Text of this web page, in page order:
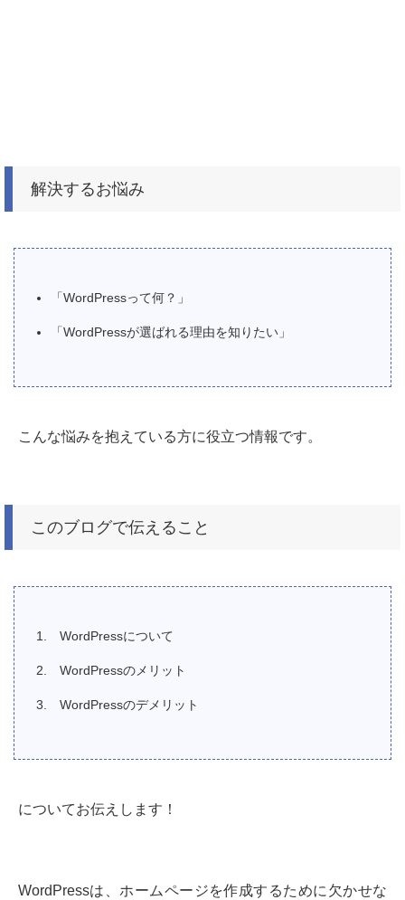
解決するお悩み
「WordPressって何？」
「WordPressが選ばれる理由を知りたい」
こんな悩みを抱えている方に役立つ情報です。
このブログで伝えること
WordPressについて
WordPressのメリット
WordPressのデメリット
についてお伝えします！
WordPressは、ホームページを作成するために欠かせな